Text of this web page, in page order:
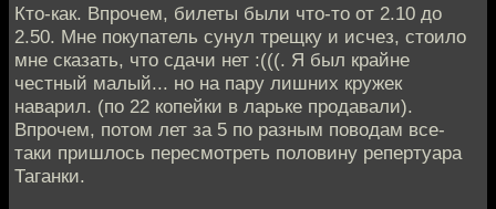
Кто-как. Впрочем, билеты были что-то от 2.10 до
2.50. Мне покупатель сунул трещку и исчез, стоило
мне сказать, что сдачи нет :(((. Я был крайне
честный малый... но на пару лишних кружек
наварил. (по 22 копейки в ларьке продавали).
Впрочем, потом лет за 5 по разным поводам все-
таки пришлось пересмотреть половину репертуара
Таганки.